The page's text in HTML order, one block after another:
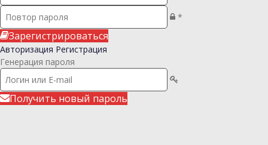
*
Зарегистрироваться
Авторизация Регистрация
Генерация пароля
Получить новый пароль